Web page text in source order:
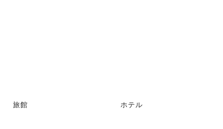
旅館 ホテル